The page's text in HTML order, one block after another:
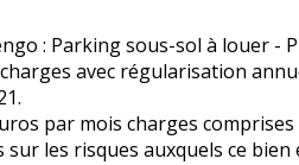
: Parking sous-sol à louer -
avec régularisation
par mois charges
les risques auxquels ce